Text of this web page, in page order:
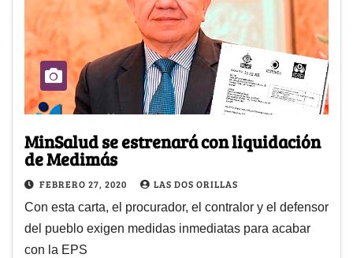
MinSalud se estrenará con liquidación
de Medimás
FEBRERO 27, 2020 LAS DOS ORILLAS
Con esta carta, el procurador, el contralor y el defensor
del pueblo exigen medidas inmediatas para acabar
con la EPS